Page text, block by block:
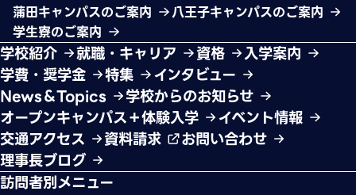
蒲田キャンパスのご案内
八王子キャンパスのご案内
学生寮のご案内
学校紹介 就職・キャリア 資格
入学案内
学費・奨学金
特集
インタビュー
News＆Topics
学校からのお知らせ
オープンキャンパス＋体験入学
イベント情報
交通アクセス
資料請求
お問い合わせ
理事長ブログ
訪問者別メニュー